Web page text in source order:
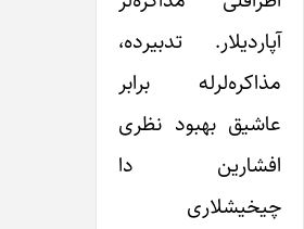
آپاردیلار. تدبیرده،
مذاکره‌لرله برابر
عاشیق بهبود نظری
افشارین دا
چیخیشلاری